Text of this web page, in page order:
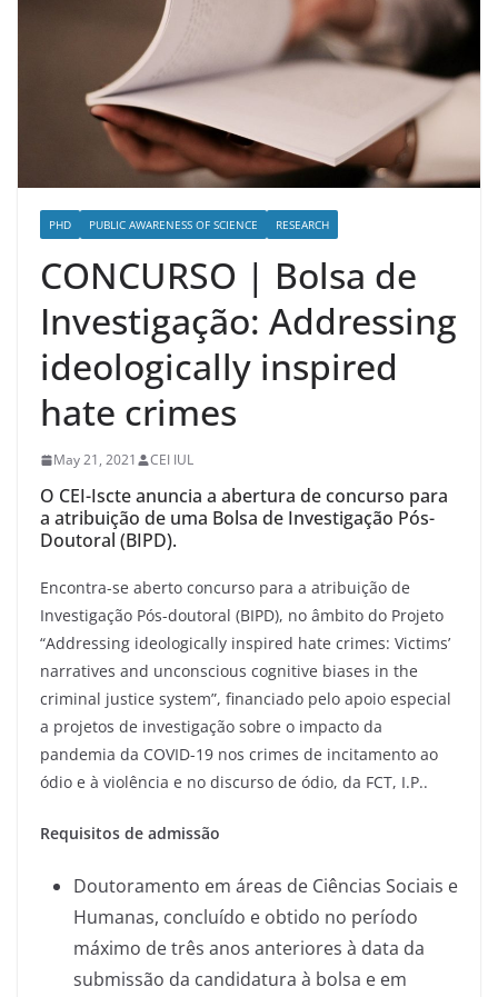
PHD PUBLIC AWARENESS OF SCIENCE RESEARCH
CONCURSO | Bolsa de
Investigação: Addressing
ideologically inspired
hate crimes
May 21, 2021 CEI IUL
O CEI-Iscte anuncia a abertura de concurso para
a atribuição de uma Bolsa de Investigação Pós-
Doutoral (BIPD).
Encontra-se aberto concurso para a atribuição de
Investigação Pós-doutoral (BIPD), no âmbito do Projeto
“Addressing ideologically inspired hate crimes: Victims’
narratives and unconscious cognitive biases in the
criminal justice system”, financiado pelo apoio especial
a projetos de investigação sobre o impacto da
pandemia da COVID-19 nos crimes de incitamento ao
ódio e à violência e no discurso de ódio, da FCT, I.P..
Requisitos de admissão
Doutoramento em áreas de Ciências Sociais e
Humanas, concluído e obtido no período
máximo de três anos anteriores à data da
submissão da candidatura à bolsa e em